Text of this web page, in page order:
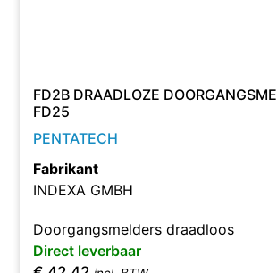
FD2B DRAADLOZE
FD25
PENTATECH
Fabrikant
INDEXA GMBH
Doorgangsmelders draadloos
Direct leverbaar